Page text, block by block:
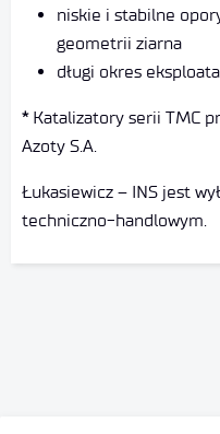
niskie i stabilne
geometrii ziarna
długi okres
*Katalizatory serii TMC
Azoty S.A.
Łukasiewicz – INS jest
techniczno-handlowym.